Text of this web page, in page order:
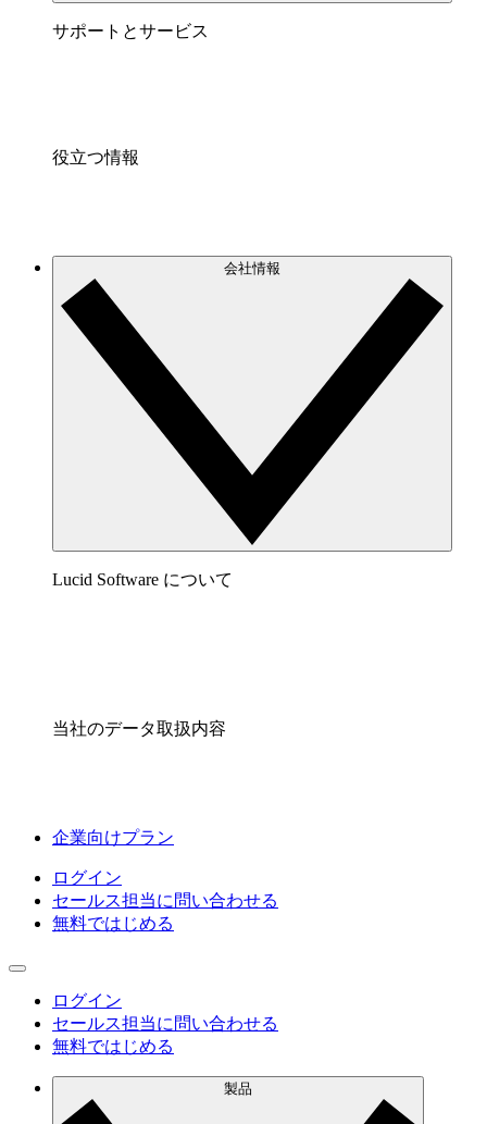
サポートとサービス
役立つ情報
会社情報
Lucid Software について
当社のデータ取扱内容
企業向けプラン
ログイン
セールス担当に問い合わせる
無料ではじめる
ログイン
セールス担当に問い合わせる
無料ではじめる
製品